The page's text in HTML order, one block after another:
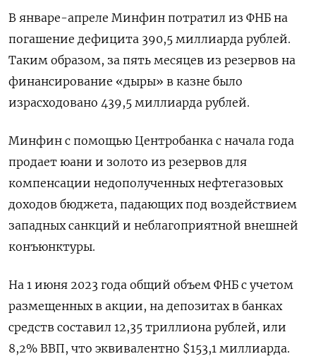
В январе-апреле Минфин потратил из ФНБ на
погашение дефицита 390,5 миллиарда рублей.
Таким образом, за пять месяцев из резервов на
финансирование «дыры» в казне было
израсходовано 439,5 миллиарда рублей.
Минфин с помощью Центробанка с начала года
продает юани и золото из резервов для
компенсации недополученных нефтегазовых
доходов бюджета, падающих под воздействием
западных санкций и неблагоприятной внешней
конъюнктуры.
На 1 июня 2023 года общий объем ФНБ с учетом
размещенных в акции, на депозитах в банках
средств составил 12,35 триллиона рублей, или
8,2% ВВП, что эквивалентно $153,1 миллиарда.